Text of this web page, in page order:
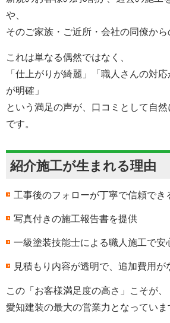
や、
そのご家族・ご近所・会社の同僚から
これは単なる偶然ではなく、
「仕上がりが綺麗」「職人さんの対
が明確」
という満足の声が、口コミとして自
です。
紹介施工が生まれる理由
工事後のフォローが丁寧で信頼でき
写真付きの施工報告書を提供
一級塗装技能士による職人施工で安
見積もり内容が透明で、追加費用が
この「お客様満足度の高さ」こそが、
愛知建装の最大の営業力となっていま